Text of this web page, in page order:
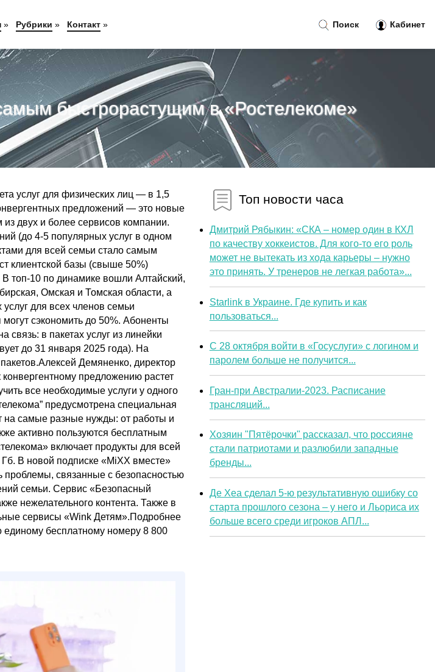
быстрорастущим в «Ростелекоме»
услуг для физических лиц — в 1,5
предложений — это новые
двух и более сервисов компании.
(до 4-5 популярных услуг в одном
для всей семьи стало самым
клиентской базы (свыше 50%)
топ-10 по динамике вошли Алтайский,
Омская и Томская области, а
для всех членов семьи
сэкономить до 50%. Абоненты
в пакетах услуг из линейки
до 31 января 2025 года). На
Демяненко, директор
предложению растет
все необходимые услуги у одного
предусмотрена специальная
на самые разные нужды: от работы и
активно пользуются бесплатным
включает продукты для всей
В новой подписке «MiXX вместе»
связанные с безопасностью
семьи. Сервис «Безопасный
нежелательного контента. Также в
сервисы «Wink Детям».Подробнее
единому бесплатному номеру 8 800
Топ новости часа
Дмитрий Рябыкин: «СКА – номер один в КХЛ
по качеству хоккеистов. Для кого-то его роль
может не вытекать из хода карьеры – нужно
это принять. У тренеров не легкая работа»...
Starlink в Украине. Где купить и как
пользоваться...
С 28 октября войти в «Госуслуги» с логином и
паролем больше не получится...
Гран-при Австралии-2023. Расписание
трансляций...
Хозяин "Пятёрочки" рассказал, что россияне
стали патриотами и разлюбили западные
бренды...
Де Хеа сделал 5-ю результативную ошибку со
старта прошлого сезона – у него и Льориса их
больше всего среди игроков АПЛ...
Поиск Кабинет
» Рубрики » Контакт»